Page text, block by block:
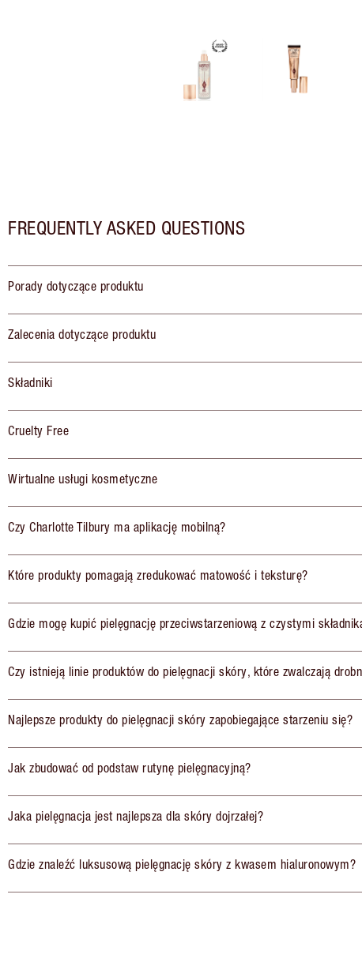
FREQUENTLY ASKED QUESTIONS
Porady dotyczące produktu
Zalecenia dotyczące produktu
Składniki
Cruelty Free
Wirtualne usługi kosmetyczne
Czy Charlotte Tilbury ma aplikację mobilną?
Które produkty pomagają zredukować matowość i teksturę?
Gdzie mogę kupić pielęgnację przeciwstarzeniową z czystymi
Czy istnieją linie produktów do pielęgnacji skóry, które zwalczają
Najlepsze produkty do pielęgnacji skóry zapobiegające starzeniu się?
Jak zbudować od podstaw rutynę pielęgnacyjną?
Jaka pielęgnacja jest najlepsza dla skóry dojrzałej?
Gdzie znaleźć luksusową pielęgnację skóry z kwasem hialuronowym?